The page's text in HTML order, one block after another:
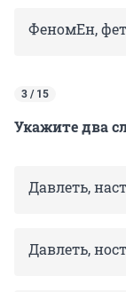
ФеномЕн,
3 / 15
Укажите два
Давлеть,
Давлеть,